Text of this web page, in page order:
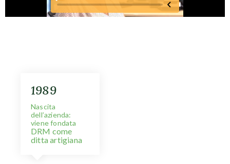
1989
Nascita
dell’azienda:
viene fondata
DRM come
ditta artigiana